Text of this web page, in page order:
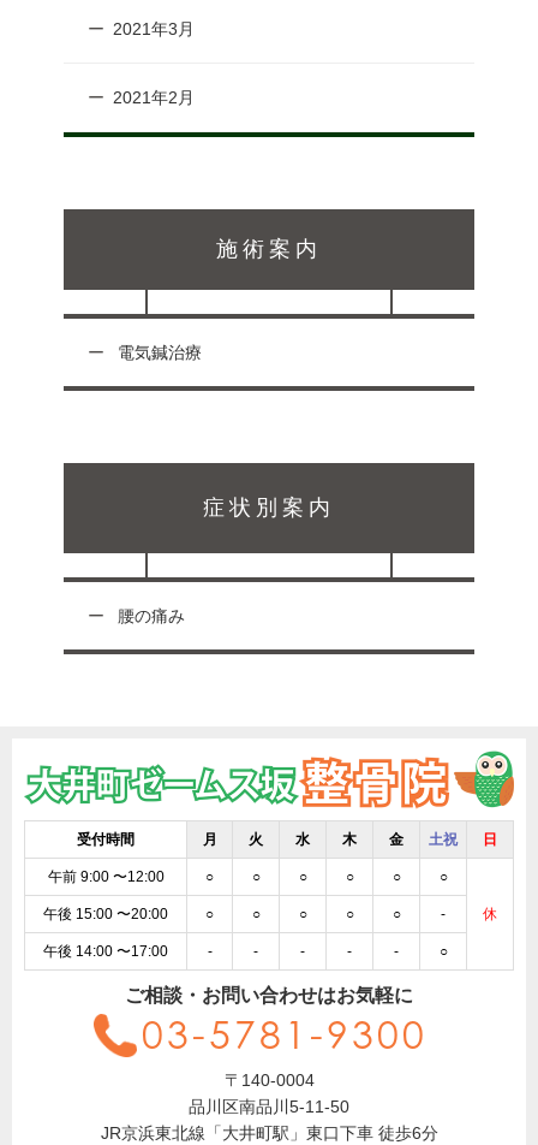
2021年3月
2021年2月
施術案内
電気鍼治療
症状別案内
腰の痛み
受付時間 月 火 水 木 金 土祝 日
午前 9:00 〜12:00 ○ ○ ○ ○ ○ ○
休
午後 15:00 〜20:00 ○ ○ ○ ○ ○ -
午後 14:00 〜17:00 - - - - - ○
ご相談・お問い合わせはお気軽に
03-5781-9300
〒140-0004
品川区南品川5-11-50
JR京浜東北線「大井町駅」東口下車 徒歩6分